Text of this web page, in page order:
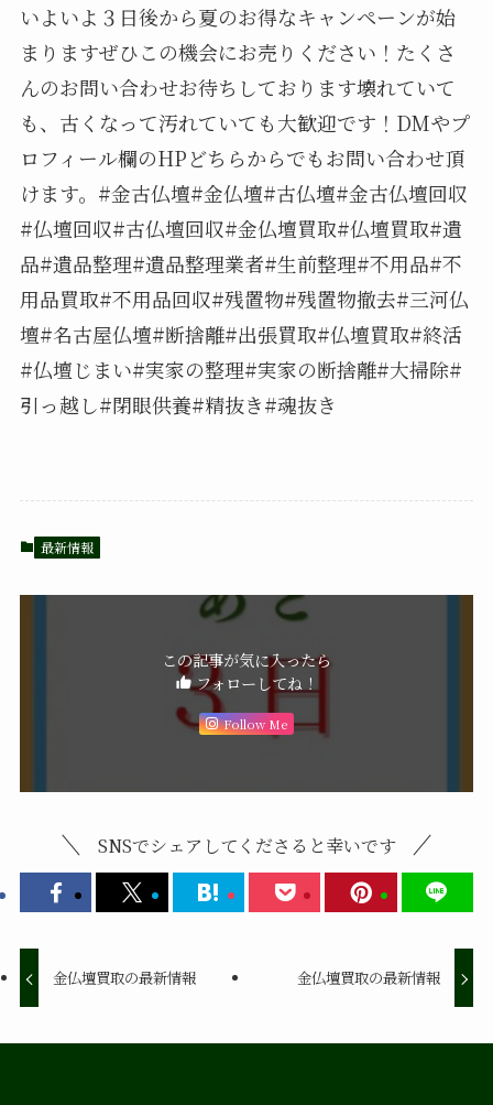
いよいよ３日後から夏のお得なキャンペーンが始
まりますぜひこの機会にお売りください！たくさ
んのお問い合わせお待ちしております壊れていて
も、古くなって汚れていても大歓迎です！DMやプ
ロフィール欄のHPどちらからでもお問い合わせ頂
けます。#金古仏壇#金仏壇#古仏壇#金古仏壇回収
#仏壇回収#古仏壇回収#金仏壇買取#仏壇買取#遺
品#遺品整理#遺品整理業者#生前整理#不用品#不
用品買取#不用品回収#残置物#残置物撤去#三河仏
壇#名古屋仏壇#断捨離#出張買取#仏壇買取#終活
#仏壇じまい#実家の整理#実家の断捨離#大掃除#
引っ越し#閉眼供養#精抜き#魂抜き
最新情報
この記事が気に入ったら
フォローしてね！
Follow Me
SNSでシェアしてくださると幸いです
金仏壇買取の最新情報 金仏壇買取の最新情報